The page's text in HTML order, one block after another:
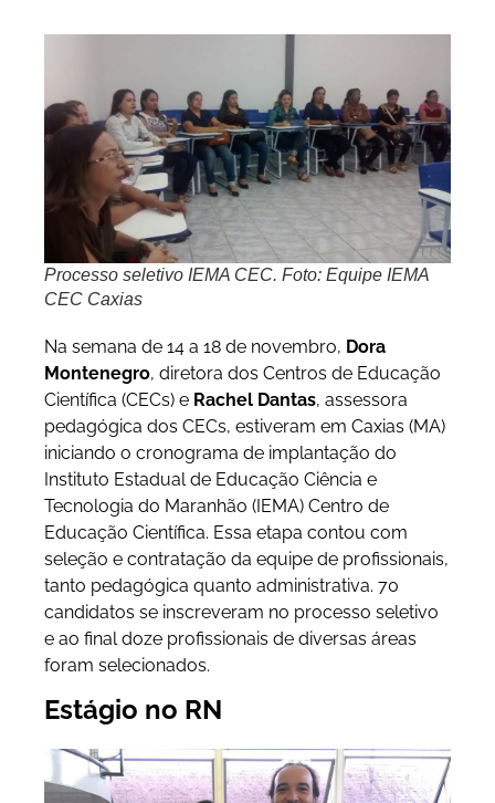
Processo seletivo IEMA CEC. Foto: Equipe IEMA
CEC Caxias
Na semana de 14 a 18 de novembro, Dora
Montenegro, diretora dos Centros de Educação
Científica (CECs) e Rachel Dantas, assessora
pedagógica dos CECs, estiveram em Caxias (MA)
iniciando o cronograma de implantação do
Instituto Estadual de Educação Ciência e
Tecnologia do Maranhão (IEMA) Centro de
Educação Científica. Essa etapa contou com
seleção e contratação da equipe de profissionais,
tanto pedagógica quanto administrativa. 70
candidatos se inscreveram no processo seletivo
e ao final doze profissionais de diversas áreas
foram selecionados.
Estágio no RN